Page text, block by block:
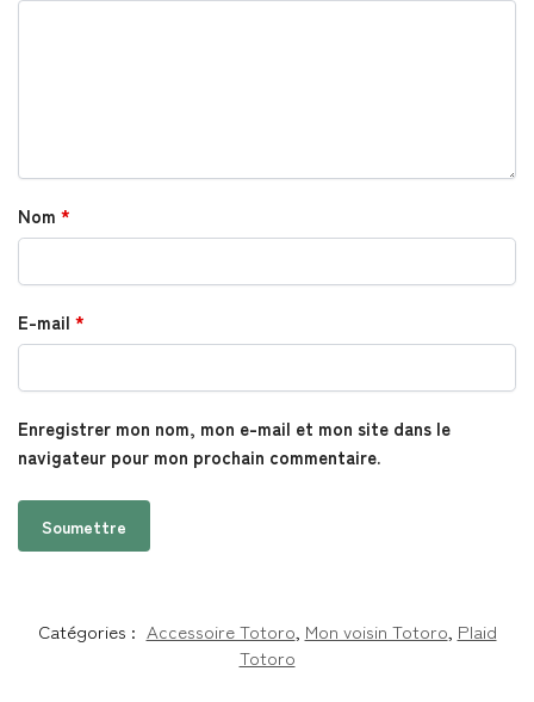
Nom *
E-mail *
Enregistrer mon nom, mon e-mail et mon site dans le
navigateur pour mon prochain commentaire.
Catégories : Accessoire Totoro, Mon voisin Totoro, Plaid
Totoro